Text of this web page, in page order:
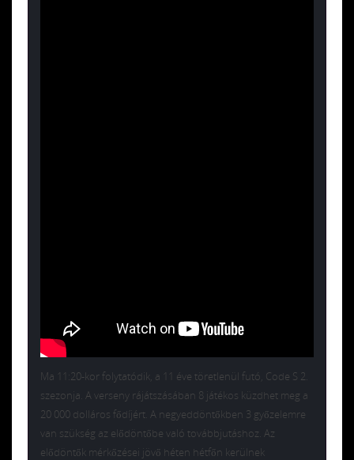
Ma 11:20-kor folytatódik, a 11 éve töretlenül futó, Code S 2.
szezonja. A verseny rájátszásában 8 játékos küzdhet meg a
20 000 dolláros fődíjért. A negyeddöntőkben 3 győzelemre
van szükség az elődöntőbe való továbbjutáshoz. Az
elődöntők mérkőzései jövő héten hétfőn kerülnek